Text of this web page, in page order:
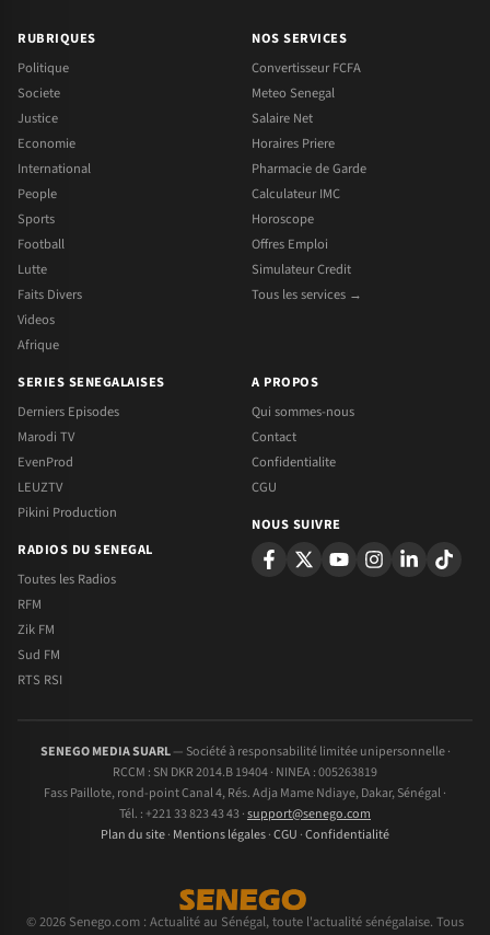
RUBRIQUES
Politique
Societe
Justice
Economie
International
People
Sports
Football
Lutte
Faits Divers
Videos
Afrique
NOS SERVICES
Convertisseur FCFA
Meteo Senegal
Salaire Net
Horaires Priere
Pharmacie de Garde
Calculateur IMC
Horoscope
Offres Emploi
Simulateur Credit
Tous les services →
SERIES SENEGALAISES
Derniers Episodes
Marodi TV
EvenProd
LEUZTV
Pikini Production
RADIOS DU SENEGAL
Toutes les Radios
RFM
Zik FM
Sud FM
RTS RSI
A PROPOS
Qui sommes-nous
Contact
Confidentialite
CGU
NOUS SUIVRE
SENEGO MEDIA SUARL— Société à responsabilité limitée unipersonnelle ·
RCCM : SN DKR 2014.B 19404 · NINEA : 005263819
Fass Paillote, rond-point Canal 4, Rés. Adja Mame Ndiaye, Dakar, Sénégal ·
Tél. : +221 33 823 43 43 ·support@senego.com
Plan du site· Mentions légales·CGU ·Confidentialité
© 2026 Senego.com : Actualité au Sénégal, toute l'actualité sénégalaise. Tous